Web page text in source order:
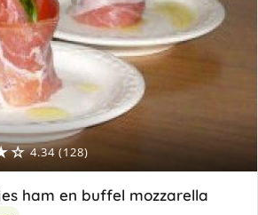
4.34 (128)
ham en buffel mozzarella